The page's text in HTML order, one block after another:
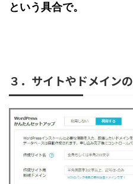
という具合で。
３．サイトやドメイン